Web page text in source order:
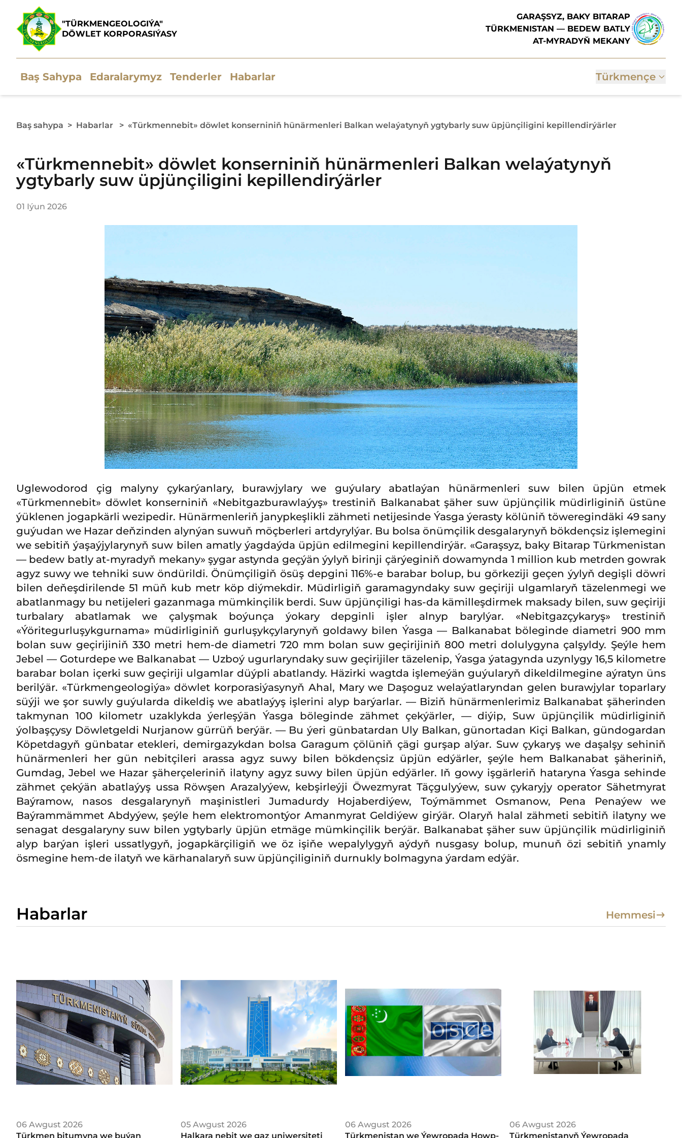
"TÜRKMENGEOLOGIÝA"
DÖWLET KORPORASIÝASY
GARAŞSYZ, BAKY BITARAP
TÜRKMENISTAN — BEDEW BATLY
AT-MYRADYŇ MEKANY
Baş Sahypa Edaralarymyz Tenderler Habarlar Türkmençe
Baş sahypa > Habarlar > «Türkmennebit» döwlet konserniniň hünärmenleri Balkan welaýatynyň ygtybarly suw üpjünçiligini kepillendirýärler
«Türkmennebit» döwlet konserniniň hünärmenleri Balkan welaýatynyň
ygtybarly suw üpjünçiligini kepillendirýärler
01 Iýun 2026
Uglewodorod çig malyny çykarýanlary, burawjylary we guýulary abatlaýan hünärmenleri suw bilen üpjün etmek
«Türkmennebit» döwlet konserniniň «Nebitgazburawlaýyş» trestiniň Balkanabat şäher suw üpjünçilik müdirliginiň üstüne
ýüklenen jogapkärli wezipedir. Hünärmenleriň janypkeşlikli zähmeti netijesinde Ýasga ýerasty kölüniň töweregindäki 49 sany
guýudan we Hazar deňzinden alynýan suwuň möçberleri artdyrylýar. Bu bolsa önümçilik desgalarynyň bökdençsiz işlemegini
we sebitiň ýaşaýjylarynyň suw bilen amatly ýagdaýda üpjün edilmegini kepillendirýär. «Garaşsyz, baky Bitarap Türkmenistan
— bedew batly at-myradyň mekany» şygar astynda geçýän ýylyň birinji çärýeginiň dowamynda 1 million kub metrden gowrak
agyz suwy we tehniki suw öndürildi. Önümçiligiň ösüş depgini 116%-e barabar bolup, bu görkeziji geçen ýylyň degişli döwri
bilen deňeşdirilende 51 müň kub metr köp diýmekdir. Müdirligiň garamagyndaky suw geçiriji ulgamlaryň täzelenmegi we
abatlanmagy bu netijeleri gazanmaga mümkinçilik berdi. Suw üpjünçiligi has-da kämilleşdirmek maksady bilen, suw geçiriji
turbalary abatlamak we çalyşmak boýunça ýokary depginli işler alnyp barylýar. «Nebitgazçykaryş» trestiniň
«Ýöritegurluşykgurnama» müdirliginiň gurluşykçylarynyň goldawy bilen Ýasga — Balkanabat böleginde diametri 900 mm
bolan suw geçirijiniň 330 metri hem-de diametri 720 mm bolan suw geçirijiniň 800 metri dolulygyna çalşyldy. Şeýle hem
Jebel — Goturdepe we Balkanabat — Uzboý ugurlaryndaky suw geçirijiler täzelenip, Ýasga ýatagynda uzynlygy 16,5 kilometre
barabar bolan içerki suw geçiriji ulgamlar düýpli abatlandy. Häzirki wagtda işlemeýän guýularyň dikeldilmegine aýratyn üns
berilýär. «Türkmengeologiýa» döwlet korporasiýasynyň Ahal, Mary we Daşoguz welaýatlaryndan gelen burawjylar toparlary
süýji we şor suwly guýularda dikeldiş we abatlaýyş işlerini alyp barýarlar. — Biziň hünärmenlerimiz Balkanabat şäherinden
takmynan 100 kilometr uzaklykda ýerleşýän Ýasga böleginde zähmet çekýärler, — diýip, Suw üpjünçilik müdirliginiň
ýolbaşçysy Döwletgeldi Nurjanow gürrüň berýär. — Bu ýeri günbatardan Uly Balkan, günortadan Kiçi Balkan, gündogardan
Köpetdagyň günbatar etekleri, demirgazykdan bolsa Garagum çölüniň çägi gurşap alýar. Suw çykaryş we daşalşy sehiniň
hünärmenleri her gün nebitçileri arassa agyz suwy bilen bökdençsiz üpjün edýärler, şeýle hem Balkanabat şäheriniň,
Gumdag, Jebel we Hazar şäherçeleriniň ilatyny agyz suwy bilen üpjün edýärler. Iň gowy işgärleriň hataryna Ýasga sehinde
zähmet çekýän abatlaýyş ussa Röwşen Arazalyýew, kebşirleýji Öwezmyrat Täçgulyýew, suw çykaryjy operator Sähetmyrat
Baýramow, nasos desgalarynyň maşinistleri Jumadurdy Hojaberdiýew, Toýmämmet Osmanow, Pena Penaýew we
Baýrammämmet Abdyýew, şeýle hem elektromontýor Amanmyrat Geldiýew girýär. Olaryň halal zähmeti sebitiň ilatyny we
senagat desgalaryny suw bilen ygtybarly üpjün etmäge mümkinçilik berýär. Balkanabat şäher suw üpjünçilik müdirliginiň
alyp barýan işleri ussatlygyň, jogapkärçiligiň we öz işiňe wepalylygyň aýdyň nusgasy bolup, munuň özi sebitiň ynamly
ösmegine hem-de ilatyň we kärhanalaryň suw üpjünçiliginiň durnukly bolmagyna ýardam edýär.
Habarlar Hemmesi
06 Awgust 2026
Türkmen bitumyna we buýan
05 Awgust 2026
Halkara nebit we gaz uniwersiteti
06 Awgust 2026
Türkmenistan we Ýew­ro­pa­da Howp­
06 Awgust 2026
Türkmenistanyň Ýewropada